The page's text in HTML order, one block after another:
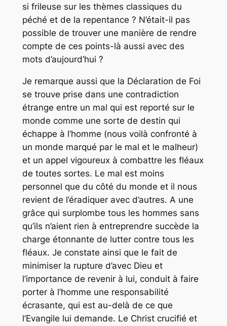
si frileuse sur les thèmes classiques du
péché et de la repentance ? N’était-il pas
possible de trouver une manière de rendre
compte de ces points-là aussi avec des
mots d’aujourd’hui ?
Je remarque aussi que la Déclaration de Foi
se trouve prise dans une contradiction
étrange entre un mal qui est reporté sur le
monde comme une sorte de destin qui
échappe à l’homme (nous voilà confronté à
un monde marqué par le mal et le malheur)
et un appel vigoureux à combattre les fléaux
de toutes sortes. Le mal est moins
personnel que du côté du monde et il nous
revient de l’éradiquer avec d’autres. A une
grâce qui surplombe tous les hommes sans
qu’ils n’aient rien à entreprendre succède la
charge étonnante de lutter contre tous les
fléaux. Je constate ainsi que le fait de
minimiser la rupture d’avec Dieu et
l’importance de revenir à lui, conduit à faire
porter à l’homme une responsabilité
écrasante, qui est au-delà de ce que
l’Evangile lui demande. Le Christ crucifié et